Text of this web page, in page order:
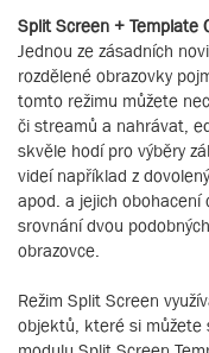
Split Screen + Template
Jednou ze zásadních
rozdělené obrazovky
tomto režimu můžete
či streamů a nahrávat,
skvěle hodí pro výběry
videí například z
apod. a jejich obohacení
srovnání dvou
obrazovce.
Režim Split Screen
objektů, které si můžete